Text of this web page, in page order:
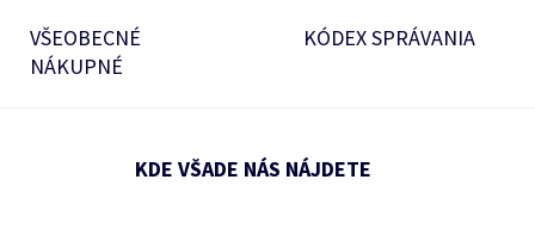
VŠEOBECNÉ
NÁKUPNÉ
KÓDEX SPRÁVANIA
KDE VŠADE NÁS NÁJDETE